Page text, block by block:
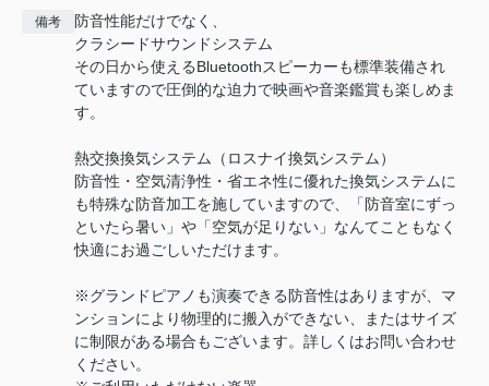
備考
防音性能だけでなく、
クラシードサウンドシステム
その日から使えるBluetoothスピーカーも標準装備され
ていますので圧倒的な迫力で映画や音楽鑑賞も楽しめま
す。
熱交換換気システム（ロスナイ換気システム）
防音性・空気清浄性・省エネ性に優れた換気システムに
も特殊な防音加工を施していますので、「防音室にずっ
といたら暑い」や「空気が足りない」なんてこともなく
快適にお過ごしいただけます。
※グランドピアノも演奏できる防音性はありますが、マ
ンションにより物理的に搬入ができない、またはサイズ
に制限がある場合もございます。詳しくはお問い合わせ
ください。